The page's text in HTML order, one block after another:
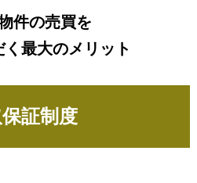
件の売買を
最大のメリット
証制度